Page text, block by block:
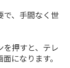
、手間なく世
押すと、テレ
になります。